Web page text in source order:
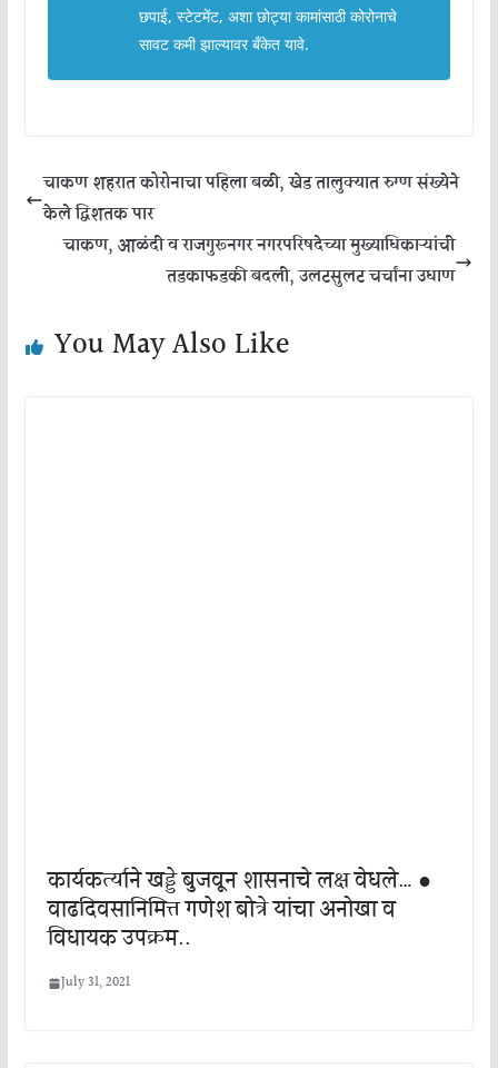
छपाई, स्टेटमेंट, अशा छोट्या कामांसाठी कोरोनाचे
सावट कमी झाल्यावर बँकेत यावे.
चाकण शहरात कोरोनाचा पहिला बळी, खेड तालुक्यात रुग्ण संख्येने
केले द्विशतक पार
चाकण, आळंदी व राजगुरूनगर नगरपरिषदेच्या मुख्याधिकाऱ्यांची
तडकाफडकी बदली, उलटसुलट चर्चांना उधाण
You May Also Like
कार्यकर्त्याने खड्डे बुजवून शासनाचे लक्ष वेधले… ●
वाढदिवसानिमित्त गणेश बोत्रे यांचा अनोखा व
विधायक उपक्रम..
July 31, 2021